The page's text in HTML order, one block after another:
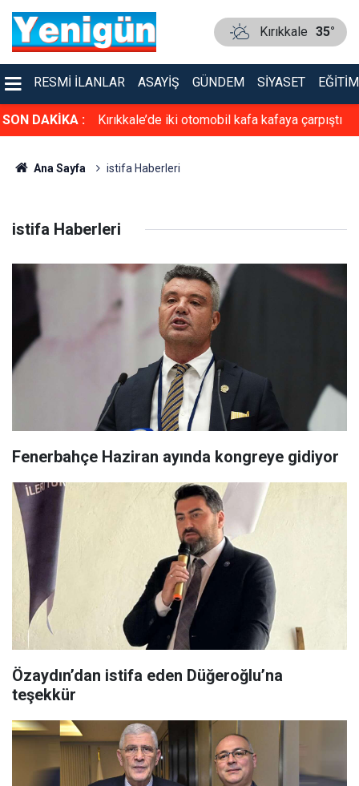
Kırıkkale 35°
RESMI İLANLAR ASAYIŞ GÜNDEM SIYASET EĞITIM
SON DAKİKA : Kırıkkale’de iki otomobil kafa kafaya çarpıştı
Ana Sayfa istifa Haberleri
istifa Haberleri
Fenerbahçe Haziran ayında kongreye gidiyor
Özaydın’dan istifa eden Düğeroğlu’na
teşekkür